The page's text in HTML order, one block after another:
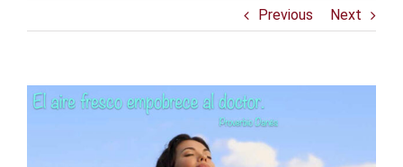
Previous Next
View